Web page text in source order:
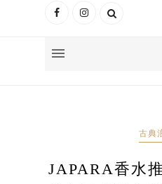
古典
JAPARA香水